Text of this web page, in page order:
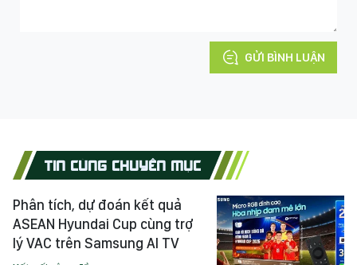
GỬI BÌNH LUẬN
TIN CÙNG CHUYÊN MỤC
Phân tích, dự đoán kết quả
ASEAN Hyundai Cup cùng trợ
lý VAC trên Samsung AI TV